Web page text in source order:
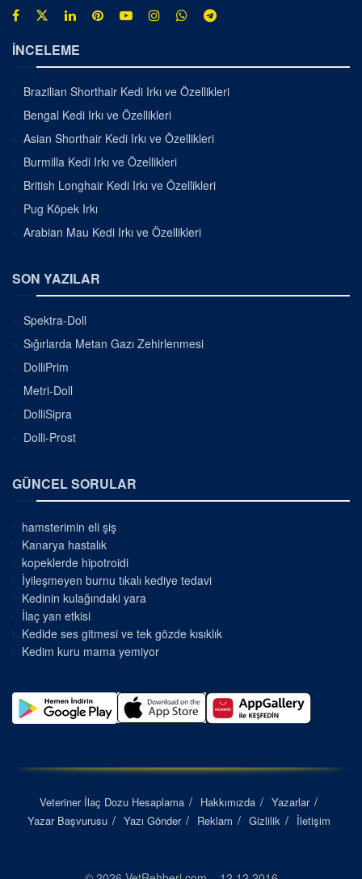
İNCELEME
Brazilian Shorthair Kedi Irkı ve Özellikleri
Bengal Kedi Irkı ve Özellikleri
Asian Shorthair Kedi Irkı ve Özellikleri
Burmilla Kedi Irkı ve Özellikleri
British Longhair Kedi Irkı ve Özellikleri
Pug Köpek Irkı
Arabian Mau Kedi Irkı ve Özellikleri
SON YAZILAR
Spektra-Doll
Sığırlarda Metan Gazı Zehirlenmesi
DolliPrim
Metri-Doll
DolliSipra
Dolli-Prost
GÜNCEL SORULAR
hamsterimin eli şiş
Kanarya hastalık
kopeklerde hipotroidi
İyileşmeyen burnu tıkalı kediye tedavi
Kedinin kulağındaki yara
İlaç yan etkisi
Kedide ses gitmesi ve tek gözde kısıklık
Kedim kuru mama yemiyor
Veteriner İlaç Dozu Hesaplama Hakkımızda
Yazarlar
Yazar Başvurusu
Yazı Gönder Reklam Gizlilik İletişim